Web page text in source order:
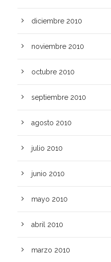
diciembre 2010
noviembre 2010
octubre 2010
septiembre 2010
agosto 2010
julio 2010
junio 2010
mayo 2010
abril 2010
marzo 2010